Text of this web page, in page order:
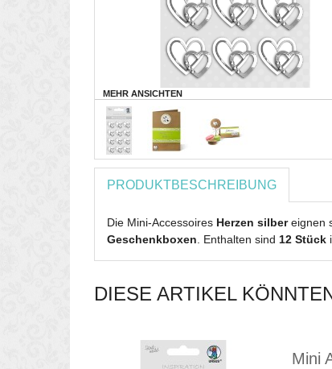
MEHR ANSICHTEN
PRODUKTBESCHREIBUNG
Die Mini-Accessoires Herzen silbereignen
Geschenkboxen . Enthalten sind 12 Stück
DIESE ARTIKEL
Mini